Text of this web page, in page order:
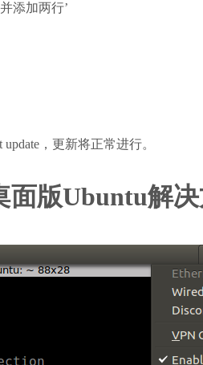
添加两行’
，更新将正常进行。
版Ubuntu解决